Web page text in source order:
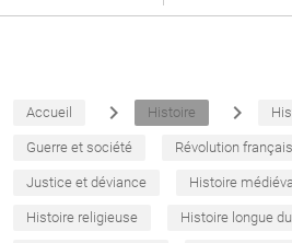
Accueil navigate_next Histoire navigate_next
Guerre et société Révolution
Justice et déviance Histoire
Histoire religieuse Histoire longue